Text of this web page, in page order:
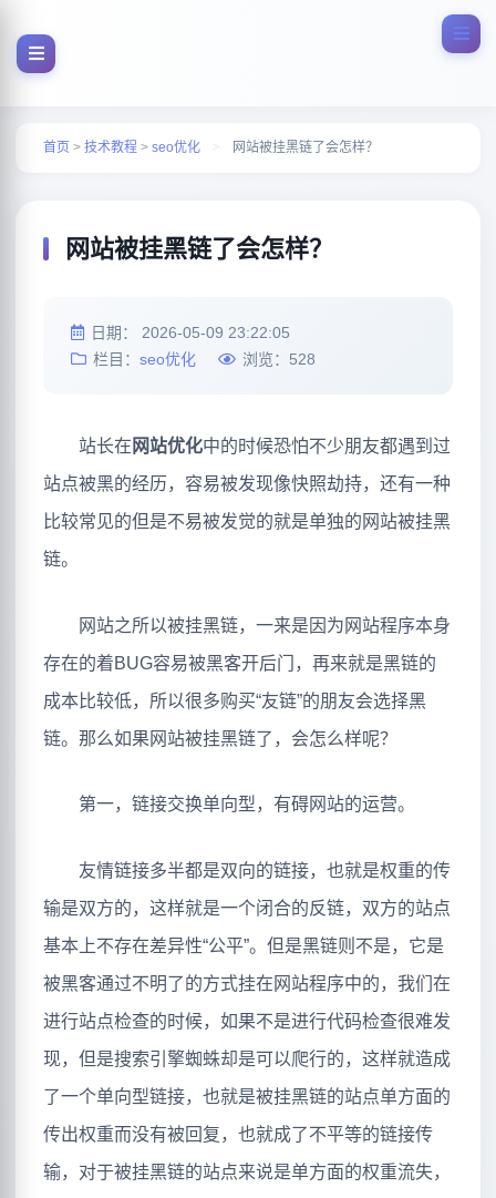
首页 > 技术教程 > seo优化 > 网站被挂黑链了会怎样？
网站被挂黑链了会怎样？
日期： 2026-05-09 23:22:05
栏目： seo优化 浏览： 528
站长在 网站优化中的时候恐怕不少朋友都遇到过
站点被黑的经历，容易被发现像快照劫持，还有一种
比较常见的但是不易被发觉的就是单独的网站被挂黑
链。
网站之所以被挂黑链，一来是因为网站程序本身
存在的着BUG容易被黑客开后门，再来就是黑链的
成本比较低，所以很多购买“友链”的朋友会选择黑
链。那么如果网站被挂黑链了，会怎么样呢？
第一，链接交换单向型，有碍网站的运营。
友情链接多半都是双向的链接，也就是权重的传
输是双方的，这样就是一个闭合的反链，双方的站点
基本上不存在差异性“公平”。但是黑链则不是，它是
被黑客通过不明了的方式挂在网站程序中的，我们在
进行站点检查的时候，如果不是进行代码检查很难发
现，但是搜索引擎蜘蛛却是可以爬行的，这样就造成
了一个单向型链接，也就是被挂黑链的站点单方面的
传出权重而没有被回复，也就成了不平等的链接传
输，对于被挂黑链的站点来说是单方面的权重流失，